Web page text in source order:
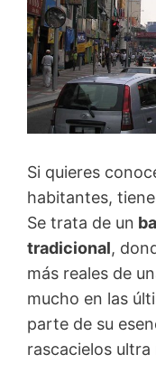
Si quieres
habitantes,
Se trata de un
tradicional,
más reales de
mucho en las
parte de su
rascacielos